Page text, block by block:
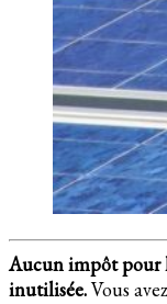
Aucun impôt pour
inutilisée.Vous